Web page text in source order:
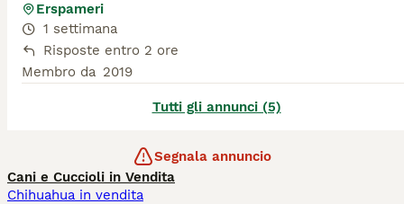
Erspameri
1 settimana
Risposte entro 2 ore
Membro da 2019
Tutti gli annunci (5)
Segnala annuncio
Cani e Cuccioli in Vendita
Chihuahua in vendita